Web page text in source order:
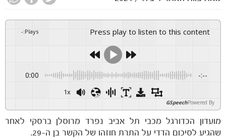
Press play to listen to this content
Plays
:
-
0:00 -:--
1x
Powered By
GSpeech
מועדון הכדורגל מכבי תל אביב נפרד מרוסלן ברסקי לאחר
שהגיע לסיכום הדדי על התרת חוזהו של הקשר בן ה-29.